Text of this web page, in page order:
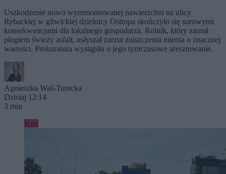
Uszkodzenie nowo wyremontowanej nawierzchni na ulicy
Rybackiej w gliwickiej dzielnicy Ostropa skończyło się surowymi
konsekwencjami dla lokalnego gospodarza. Rolnik, który zaorał
pługiem świeży asfalt, usłyszał zarzut zniszczenia mienia o znacznej
wartości. Prokuratura wystąpiła o jego tymczasowe aresztowanie.
Agnieszka Waś-Turecka
Dzisiaj 12:14
3 min
Kraj